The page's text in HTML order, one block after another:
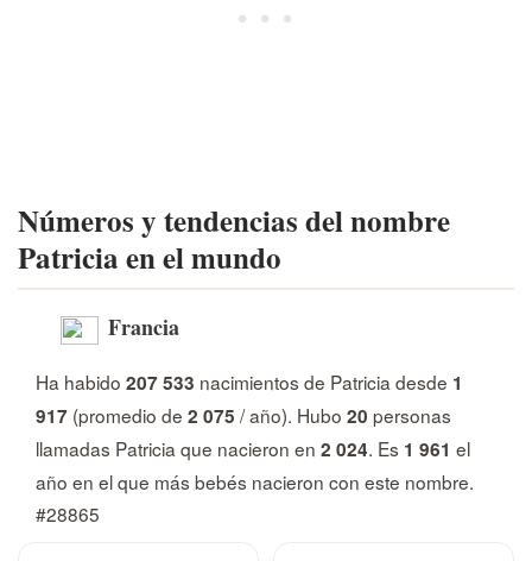
Números y tendencias del nombre
Patricia en el mundo
Francia
Ha habido 207 533 nacimientos de Patricia desde 1
917 (promedio de 2 075 / año). Hubo 20 personas
llamadas Patricia que nacieron en 2 024. Es 1 961 el
año en el que más bebés nacieron con este nombre.
#28865